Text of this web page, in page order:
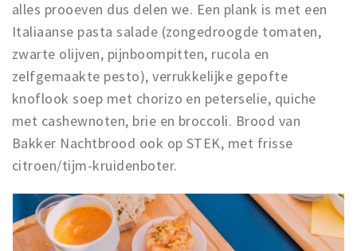
alles prooeven dus delen we. Een plank is met een
Italiaanse pasta salade (zongedroogde tomaten,
zwarte olijven, pijnboompitten, rucola en
zelfgemaakte pesto), verrukkelijke gepofte
knoflook soep met chorizo en peterselie, quiche
met cashewnoten, brie en broccoli. Brood van
Bakker Nachtbrood ook op STEK, met frisse
citroen/tijm-kruidenboter.